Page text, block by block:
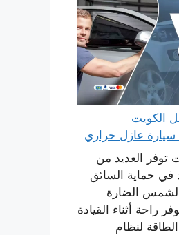
الكويت
توفر العديد من
في حماية السائق
الضارة
راحة أثناء القيادة
لنظام